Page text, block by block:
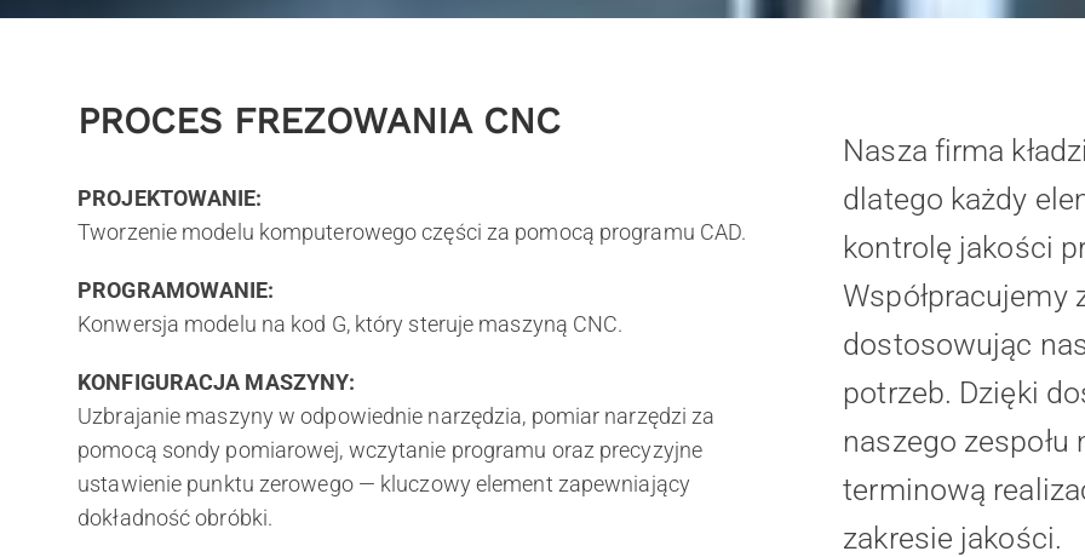
PROCES FREZOWANIA CNC
PROJEKTOWANIE:
Tworzenie modelu komputerowego części za pomocą programu CAD.
PROGRAMOWANIE:
Konwersja modelu na kod G, który steruje maszyną CNC.
KONFIGURACJA MASZYNY:
Uzbrajanie maszyny w odpowiednie narzędzia, pomiar narzędzi za
pomocą sondy pomiarowej, wczytanie programu oraz precyzyjne
ustawienie punktu zerowego — kluczowy element zapewniający
dokładność obróbki.
Nasza firma
dlatego każdy
kontrolę jakości
Współpracujemy
dostosowując
potrzeb. Dzięki
naszego
terminową
zakresie jakości.